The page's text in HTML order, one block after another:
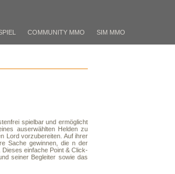
COMMUNITY MMO SIM MMO
spielbar und ermöglicht
auserwählten Helden zu
Lord vorzubereiten. Auf ihrer
Sache gewinnen, die n der
einfache Point & Click-
seiner Begleiter sowie das